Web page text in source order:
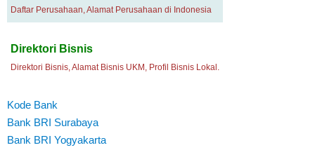
Daftar Perusahaan, Alamat Perusahaan di Indonesia
Direktori Bisnis
Direktori Bisnis, Alamat Bisnis UKM, Profil Bisnis Lokal.
Kode Bank
Bank BRI Surabaya
Bank BRI Yogyakarta